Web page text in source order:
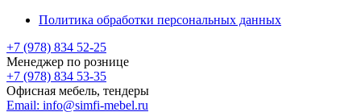
Политика обработки персональных данных
+7 (978) 834 52-25
Менеджер по рознице
+7 (978) 834 53-35
Офисная мебель, тендеры
Email: info@simfi-mebel.ru